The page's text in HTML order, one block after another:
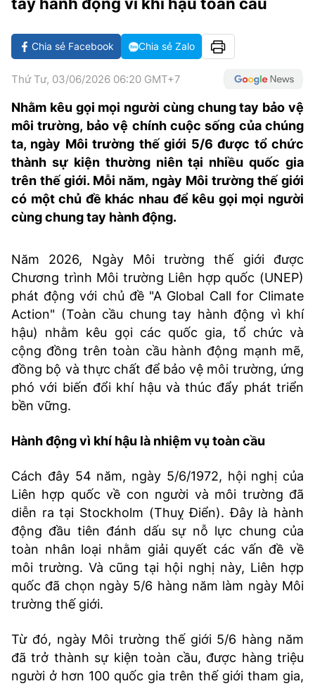
GOLF
CÁC CÚP CHÂU ÂU
BẢNG XẾP HẠNG
VĂN HÓA
DIỄN ĐÀN
NHỊP ĐẬP SỨC KHỎE
VIẾT LẠI ƯỚC MƠ
GIẢI TRÍ
KBIZ
ĐIỂM ĐẾN
ẢNH
ẨM THỰC
HIGHTECH
TIÊU ĐIỂM - SPOTLIGHT
BẠN CẦN BIẾT
INFOGRAPHIC
BÁO GIẤY
TRA CỨU PHƯỜNG XÃ
CỐNG HIẾN
BÙI XUÂN PHÁI
TIỆN ÍCH
LIÊN HỆ QUẢNG CÁO
Hotline: 0981.119.189
Điện thoại: 024.38254756
MẠNG XÃ HỘI
Chia sẻ Facebook Chia sẻ Zalo
Thứ Tư, 03/06/2026 06:20 GMT+7
Nhằm kêu gọi mọi người cùng chung tay bảo vệ
môi trường, bảo vệ chính cuộc sống của chúng
ta, ngày Môi trường thế giới 5/6 được tổ chức
thành sự kiện thường niên tại nhiều quốc gia
trên thế giới. Mỗi năm, ngày Môi trường thế giới
có một chủ đề khác nhau để kêu gọi mọi người
cùng chung tay hành động.
Năm 2026, Ngày Môi trường thế giới được
Chương trình Môi trường Liên hợp quốc (UNEP)
phát động với chủ đề "A Global Call for Climate
Action" (Toàn cầu chung tay hành động vì khí
hậu) nhằm kêu gọi các quốc gia, tổ chức và
cộng đồng trên toàn cầu hành động mạnh mẽ,
đồng bộ và thực chất để bảo vệ môi trường, ứng
phó với biến đổi khí hậu và thúc đẩy phát triển
bền vững.
Hành động vì khí hậu là nhiệm vụ toàn cầu
Cách đây 54 năm, ngày 5/6/1972, hội nghị của
Liên hợp quốc về con người và môi trường đã
diễn ra tại Stockholm (Thuỵ Điển). Đây là hành
động đầu tiên đánh dấu sự nỗ lực chung của
toàn nhân loại nhằm giải quyết các vấn đề về
môi trường. Và cũng tại hội nghị này, Liên hợp
quốc đã chọn ngày 5/6 hàng năm làm ngày Môi
trường thế giới.
Từ đó, ngày Môi trường thế giới 5/6 hàng năm
đã trở thành sự kiện toàn cầu, được hàng triệu
người ở hơn 100 quốc gia trên thế giới tham gia,